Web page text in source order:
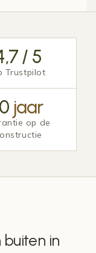
/ 5
Trustpilot
jaar
op de
in